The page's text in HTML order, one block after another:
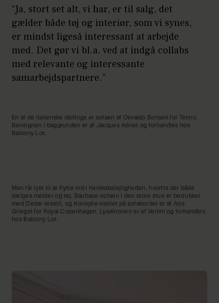
“Ja, stort set alt, vi har, er til salg, det
gælder både tøj og interiør, som vi synes,
er mindst ligeså interessant at arbejde
med. Det gør vi bl.a. ved at indgå collabs
med relevante og interessante
samarbejdspartnere.”
En af de italienske darlings er sofaen af Osvaldo Borsani for Tecno.
Barvognen i baggrunden er af Jacques Adnet og forhandles hos
Balcony Lot.
Man får lyst til at flytte ind i herskabslejligheden, hvorfra der både
sælges møbler og tøj. Bauhaus-sofaen i den store stue er betrukket
med Dedar-tekstil, og Konkylie-stellet på sofabordet er af Arje
Griegst for Royal Copenhagen. Lysekronen er af Venini og forhandles
hos Balcony Lot.